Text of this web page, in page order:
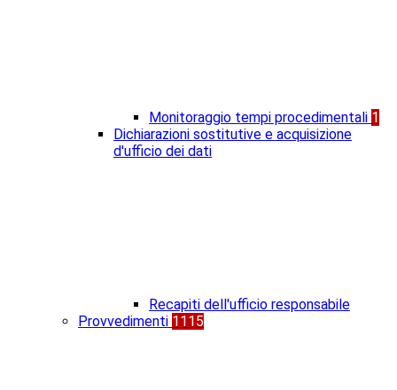
Monitoraggio tempi procedimentali 1
Dichiarazioni sostitutive e acquisizione
d'ufficio dei dati
Recapiti dell'ufficio responsabile
Provvedimenti 1115